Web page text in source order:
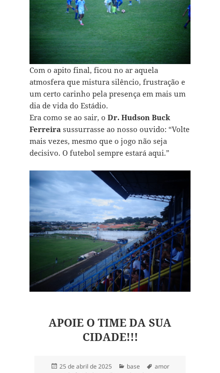
Com o apito final, ficou no ar aquela
atmosfera que mistura silêncio, frustração e
um certo carinho pela presença em mais um
dia de vida do Estádio.
Era como se ao sair, o Dr. Hudson Buck
Ferreirasussurrasse ao nosso ouvido: “Volte
mais vezes, mesmo que o jogo não seja
decisivo. O futebol sempre estará aqui.”
APOIE O TIME DA SUA
CIDADE!!!
Publicado
25 de abril de 2025 Categorias
base Tags
amor